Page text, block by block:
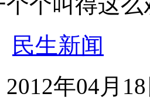
痛下狠手拳打脚踢
回应
民生新闻
年04月